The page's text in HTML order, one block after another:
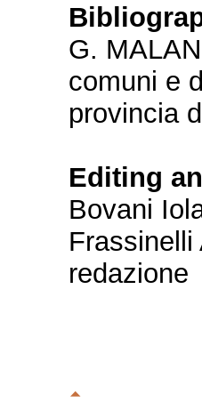
G.
comuni e
provincia
Editing
Bovani
redazione